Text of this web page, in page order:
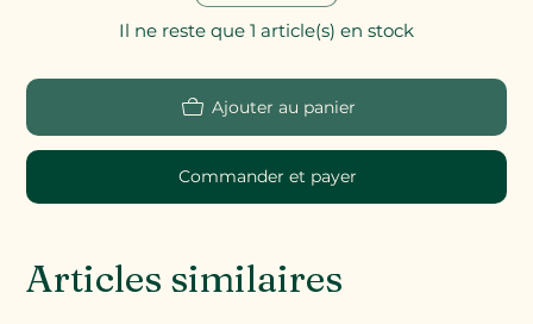
Articles similaires
Il ne reste que 1 article(s) en stock
Ajouter au panier
Commander et payer